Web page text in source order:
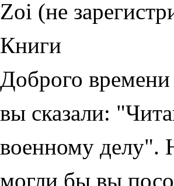
Zoi (не
Книги
Доброго
вы сказали:
военному делу".
могли бы вы